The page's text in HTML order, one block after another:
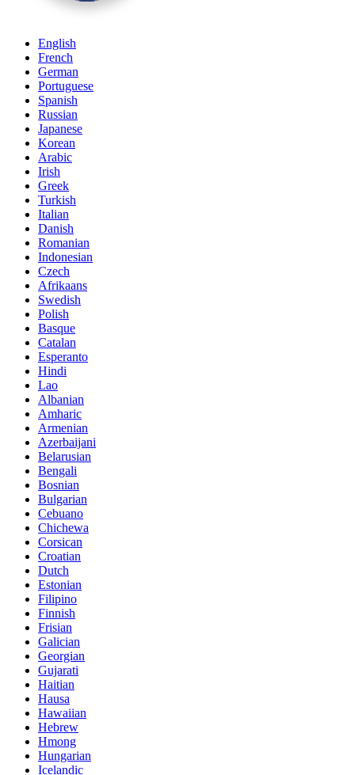
English
French
German
Portuguese
Spanish
Russian
Japanese
Korean
Arabic
Irish
Greek
Turkish
Italian
Danish
Romanian
Indonesian
Czech
Afrikaans
Swedish
Polish
Basque
Catalan
Esperanto
Hindi
Lao
Albanian
Amharic
Armenian
Azerbaijani
Belarusian
Bengali
Bosnian
Bulgarian
Cebuano
Chichewa
Corsican
Croatian
Dutch
Estonian
Filipino
Finnish
Frisian
Galician
Georgian
Gujarati
Haitian
Hausa
Hawaiian
Hebrew
Hmong
Hungarian
Icelandic